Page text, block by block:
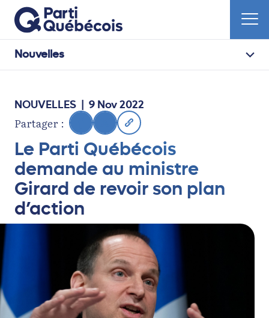
Nouvelles
NOUVELLES | 9 Nov 2022
Partager :
Le Parti Québécois
demande au ministre
Girard de revoir son plan
d’action